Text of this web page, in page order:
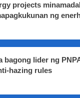
projects
ng
bagong lider ng
hazing rules